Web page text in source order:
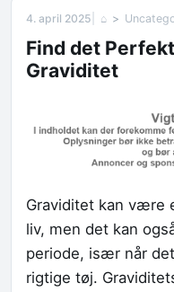
4. april 2025 ⌂
Find det
Graviditet
Graviditet kan være
liv, men det kan
periode, især når
rigtige tøj.